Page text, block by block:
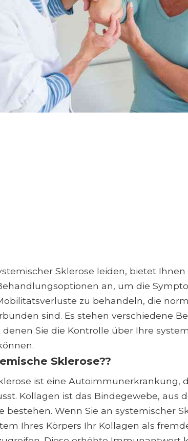
Sklerose leiden, bietet
an, um die
zu behandeln, die
sind. Es stehen verschiedene
Sie die Kontrolle über Ihre
Sklerose??
ist eine Autoimmunerkrankung,
Kollagen ist das Bindegewebe, aus
bestehen. Wenn Sie an systemischer
Ihres Körpers Ihr Kollagen als